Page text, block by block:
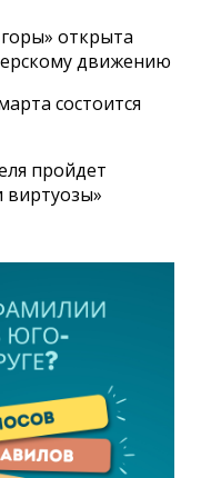
открыта
движению
состоится
пройдет
виртуозы»